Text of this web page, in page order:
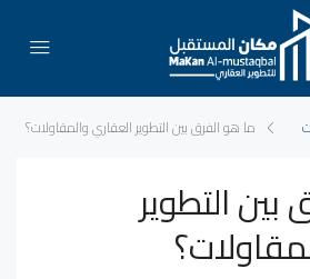
ما هو الفرق بين التطوير العقاري والمقاولات؟
التطوير